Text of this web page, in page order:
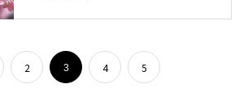
2 3 4 5